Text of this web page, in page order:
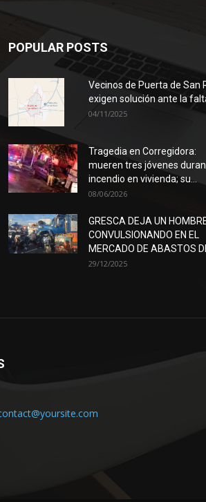
POPULAR POSTS
Vecinos de Puerta de San
exigen solución ante la
04/11/2025
Tragedia en Corregidora:
mueren tres jóvenes
incendio en vivienda; su...
08/06/2026
GRESCA DEJA UN
CONVULSIONANDO EN EL
MERCADO DE ABASTOS
29/12/2025